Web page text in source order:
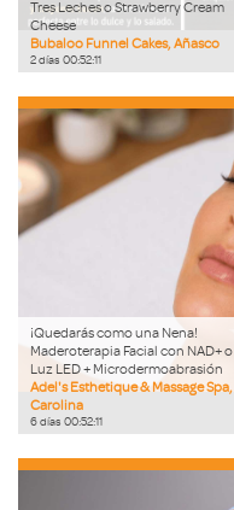
Tres Leches o Strawberry Cream
Cheese
Bubaloo Funnel Cakes, Añasco
2días 00:52:09
¡Quedarás como una Nena!
Maderoterapia Facial con NAD+ o
Luz LED + Microdermoabrasión
Adel's Esthetique & Massage Spa,
Carolina
6días 00:52:09